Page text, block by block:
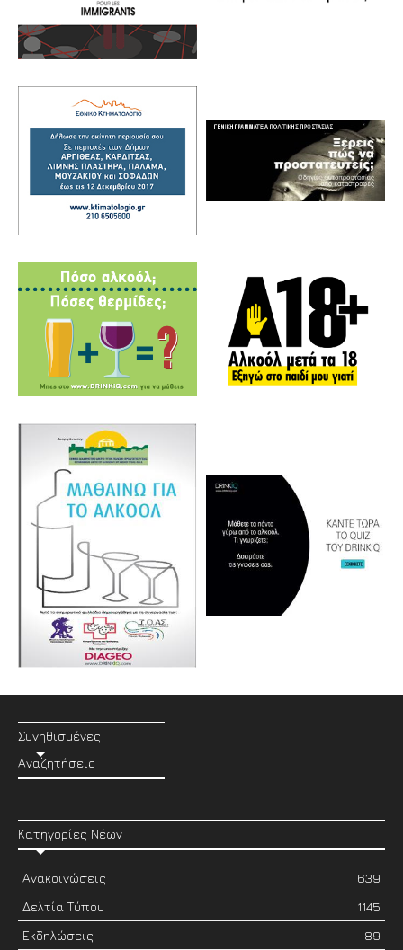
Συνηθισμένες
Αναζητήσεις
Κατηγορίες Νέων
Ανακοινώσεις
639
Δελτία Τύπου
1145
Εκδηλώσεις
89